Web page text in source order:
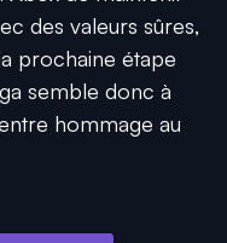
des valeurs sûres,
prochaine étape
semble donc à
hommage au